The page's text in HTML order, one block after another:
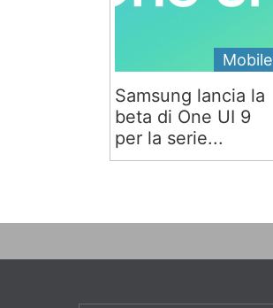
Mobile
Samsung lancia la
beta di One UI 9
per la serie...